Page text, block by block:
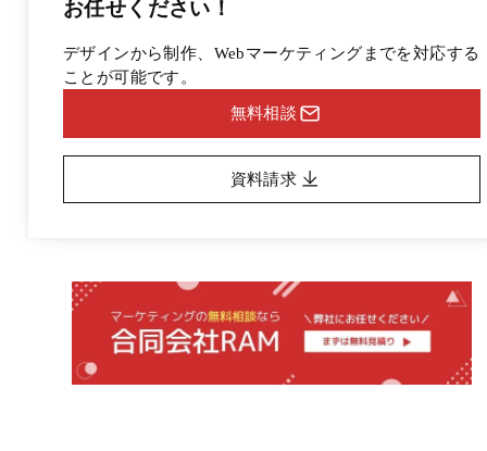
お任せください！
デザインから制作、Webマーケティングまでを対応する
ことが可能です。
無料相談
資料請求